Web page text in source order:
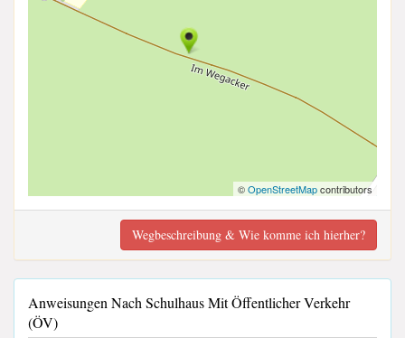
©OpenStreetMapcontributors
Wegbeschreibung & Wie komme ich hierher?
Anweisungen Nach Schulhaus Mit Öffentlicher Verkehr
(ÖV)